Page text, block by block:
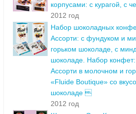
корпусами: с курагой, с
2012 год
Набор шоколадных
Ассорти: с фундуком и
горьком шоколаде, с
шоколаде. Набор
Ассорти в молочном и
«Fluide Boutique» со
шоколаде 
2012 год